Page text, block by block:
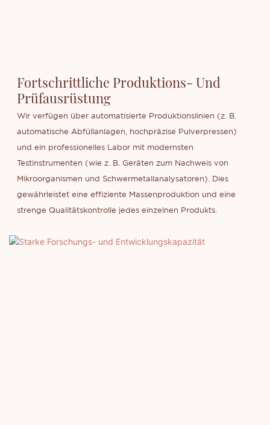
Fortschrittliche Produktions- Und
Prüfausrüstung
Wir verfügen über automatisierte Produktionslinien (z. B.
automatische Abfüllanlagen, hochpräzise Pulverpressen)
und ein professionelles Labor mit modernsten
Testinstrumenten (wie z. B. Geräten zum Nachweis von
Mikroorganismen und Schwermetallanalysatoren). Dies
gewährleistet eine effiziente Massenproduktion und eine
strenge Qualitätskontrolle jedes einzelnen Produkts.